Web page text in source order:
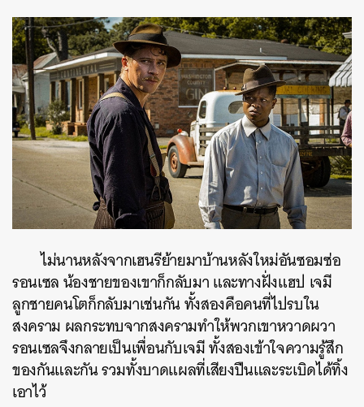
ไม่นานหลังจากเฮนรีย้ายมาบ้านหลังใหม่อันซอมซ่อ
รอนเซล น้องชายของเขาก็กลับมา และทางฝั่งแฮป เจมี
ลูกชายคนโตก็กลับมาเช่นกัน ทั้งสองคือคนที่ไปรบใน
สงคราม ผลกระทบจากสงครามทำให้พวกเขาหวาดผวา
รอนเซลจึงกลายเป็นเพื่อนกับเจมี ทั้งสองเข้าใจความรู้สึก
ของกันและกัน รวมทั้งบาดแผลที่เสียงปืนและระเบิดได้ทิ้ง
เอาไว้